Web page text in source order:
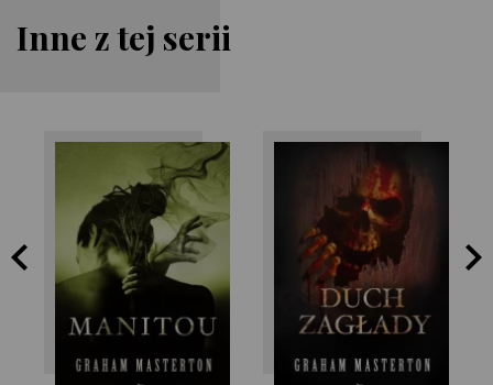
Inne z tej serii
Graham
Masterton
Graham
Masterton